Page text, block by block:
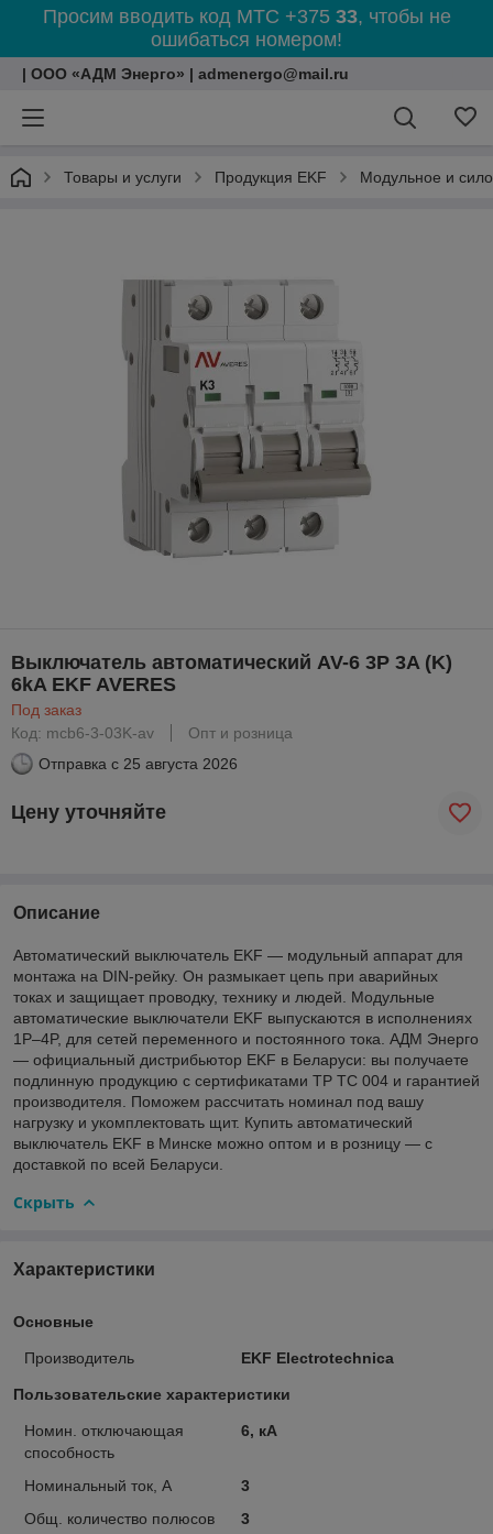
Просим вводить код МТС +375 33, чтобы не
ошибаться номером!
| ООО «АДМ Энерго» | admenergo@mail.ru
Товары и услуги Продукция EKF Модульное и
Выключатель автоматический AV-6 3P 3A (K)
6kA EKF AVERES
Под заказ
Код: mcb6-3-03K-av
Опт и розница
Отправка с 25 августа 2026
Цену уточняйте
Описание
Автоматический выключатель EKF — модульный аппарат для
монтажа на DIN-рейку. Он размыкает цепь при аварийных
токах и защищает проводку, технику и людей. Модульные
автоматические выключатели EKF выпускаются в исполнениях
1P–4P, для сетей переменного и постоянного тока. АДМ Энерго
— официальный дистрибьютор EKF в Беларуси: вы получаете
подлинную продукцию с сертификатами ТР ТС 004 и гарантией
производителя. Поможем рассчитать номинал под вашу
нагрузку и укомплектовать щит. Купить автоматический
выключатель EKF в Минске можно оптом и в розницу — с
доставкой по всей Беларуси.
Скрыть
Характеристики
Основные
Производитель EKF Electrotechnica
Пользовательские характеристики
Номин. отключающая
способность
6, кА
Номинальный ток, А
3
Общ. количество полюсов
3